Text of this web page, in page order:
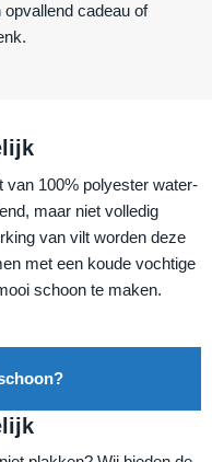
cadeau of
100% polyester water-
maar niet volledig
van vilt worden deze
met een koude vochtige
schoon te maken.